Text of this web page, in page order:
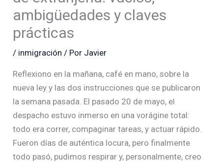
ambigüedades y claves
prácticas
/ inmigración / Por Javier
Reflexiono en la mañana, café en mano, sobre la
nueva ley y las dos instrucciones que se publicaron
la semana pasada. El pasado 20 de mayo, el
despacho estuvo inmerso en una vorágine total:
todo era correr, compaginar tareas, y actuar rápido.
Fueron días de auténtica locura, pero finalmente
todo pasó, pudimos respirar y, personalmente, creo